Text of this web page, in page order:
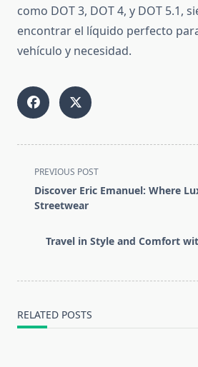
como DOT 3, DOT 4, y DOT 5.1,
encontrar el líquido perfecto
vehículo y necesidad.
<span
class="nav-
subtitle
reader-
PREVIOUS POST
Discover Eric Emanuel: Where
Streetwear
Travel in Style and Comfort
RELATED POSTS